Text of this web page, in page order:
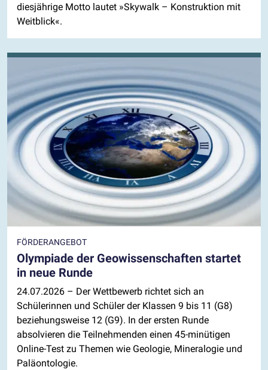
diesjährige Motto lautet »Skywalk – Konstruktion mit
Weitblick«.
FÖRDERANGEBOT
Olympiade der Geowissenschaften startet
in neue Runde
24.07.2026 – Der Wettbewerb richtet sich an
Schülerinnen und Schüler der Klassen 9 bis 11 (G8)
beziehungsweise 12 (G9). In der ersten Runde
absolvieren die Teilnehmenden einen 45-minütigen
Online-Test zu Themen wie Geologie, Mineralogie und
Paläontologie.